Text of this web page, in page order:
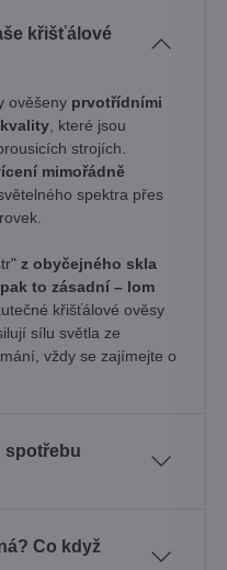
křišťálové
ověšeny prvotřídními
, které jsou
strojích.
mimořádně
spektra přes
z obyčejného skla
to zásadní – lom
křišťálové ověsy
sílu světla ze
vždy se zajímejte o
spotřebu
Co když